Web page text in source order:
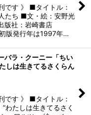
です 》 ■タイトル：
たち ■文・絵：安野光
版社：岩崎書店
版発行年は1997年…
バラ・クーニー「ちい
しは生きてるさくらん
です 》 ■タイトル：
たしは生きてるさく